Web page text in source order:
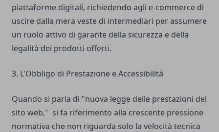
piattaforme digitali, richiedendo agli e-commerce di
uscire dalla mera veste di intermediari per assumere
un ruolo attivo di garante della sicurezza e della
legalità dei prodotti offerti.
3. L'Obbligo di Prestazione e Accessibilità
Quando si parla di "nuova legge delle prestazioni del
sito web," si fa riferimento alla crescente pressione
normativa che non riguarda solo la velocità tecnica